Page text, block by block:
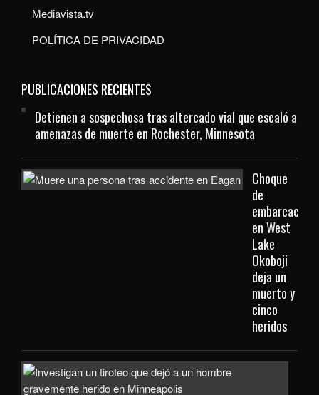
Mediavista.tv
POLÍTICA DE PRIVACIDAD
PUBLICACIONES RECIENTES
Detienen a sospechosa tras altercado vial que escaló a
amenazas de muerte en Rochester, Minnesota
Choque
de
en West
Lake
Okoboji
deja un
muerto y
cinco
heridos